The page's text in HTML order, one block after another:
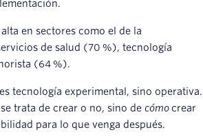
en sectores como el de la
de salud (70 %), tecnología
(64 %).
tecnología experimental, sino operativa.
trata de crear o no, sino de cómocrear
para lo que venga después.